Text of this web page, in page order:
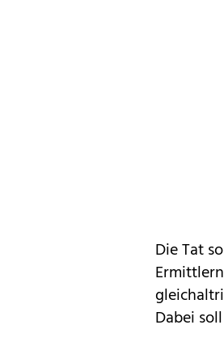
Die Tat
Dabei